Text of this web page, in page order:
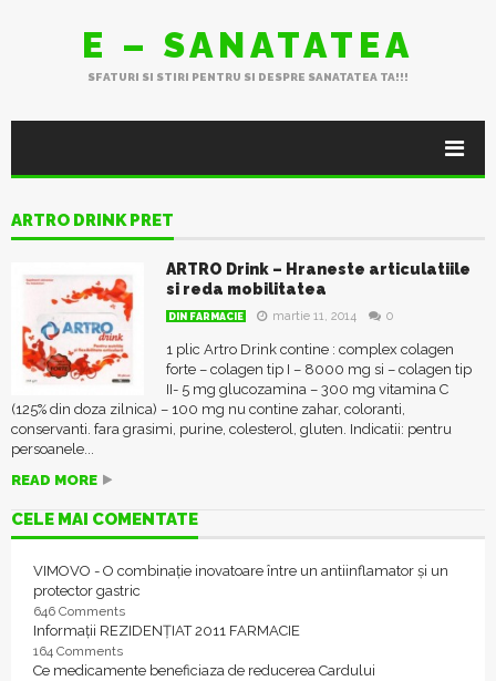
E – SANATATEA
SFATURI SI STIRI PENTRU SI DESPRE SANATATEA TA!!!
ARTRO DRINK PRET
ARTRO Drink – Hraneste articulatiile
si reda mobilitatea
DIN FARMACIE martie 11, 2014 0
1 plic Artro Drink contine : complex colagen
forte – colagen tip I – 8000 mg si – colagen tip
II- 5 mg glucozamina – 300 mg vitamina C
(125% din doza zilnica) – 100 mg nu contine zahar, coloranti,
conservanti. fara grasimi, purine, colesterol, gluten. Indicatii: pentru
persoanele...
READ MORE
CELE MAI COMENTATE
VIMOVO - O combinație inovatoare între un antiinflamator și un
protector gastric
646 Comments
Informații REZIDENȚIAT 2011 FARMACIE
164 Comments
Ce medicamente beneficiaza de reducerea Cardului